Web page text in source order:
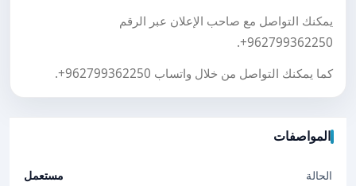
يمكنك التواصل مع صاحب الإعلان عبر الرقم
+962799362250
.
كما يمكنك التواصل من خلال واتساب +962799362250
.
المواصفات
الحالة مستعمل